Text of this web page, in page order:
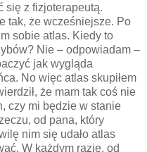
się z fizjoterapeutą.
tak, że wcześniejsze. Po
sobie atlas. Kiedy to
Nie – odpowiadam –
jak wygląda
No więc atlas skupiłem
że mam tak coś nie
czy mi będzie w stanie
od pana, który
nim się udało atlas
W każdym razie, od